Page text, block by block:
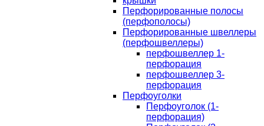
Перфорированные полосы
(перфополосы)
Перфорированные швеллеры
(перфошвеллеры)
перфошвеллер 1-
перфорация
перфошвеллер 3-
перфорация
Перфоуголки
Перфоуголок (1-
перфорация)